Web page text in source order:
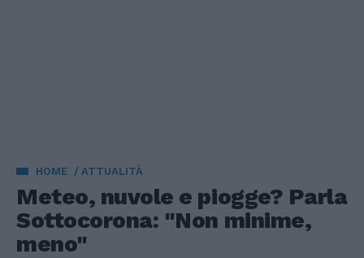
HOME ATTUALITÀ
Meteo, nuvole e piogge? Parla
Sottocorona: "Non minime,
meno"